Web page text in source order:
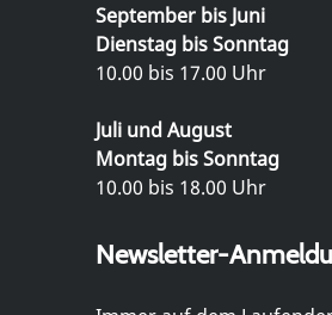
September bis Juni
Dienstag bis Sonntag
10.00 bis 17.00 Uhr
Juli und August
Montag bis Sonntag
10.00 bis 18.00 Uhr
Newsletter-